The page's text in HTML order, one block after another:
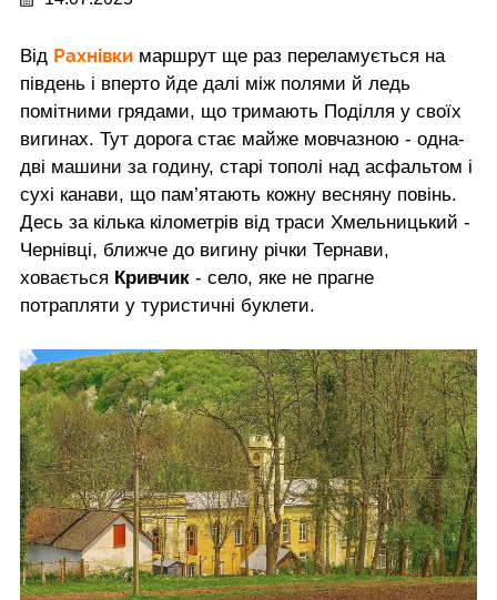
Від Рахнівки маршрут ще раз переламується на
південь і вперто йде далі між полями й ледь
помітними грядами, що тримають Поділля у своїх
вигинах. Тут дорога стає майже мовчазною - одна-
дві машини за годину, старі тополі над асфальтом і
сухі канави, що пам’ятають кожну весняну повінь.
Десь за кілька кілометрів від траси Хмельницький -
Чернівці, ближче до вигину річки Тернави,
ховається Кривчик - село, яке не прагне
потрапляти у туристичні буклети.